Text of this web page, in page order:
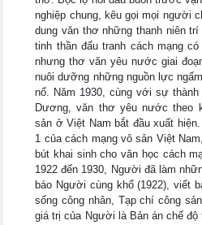
nghiệp chung, kêu gọi mọi người
dung văn thơ những thanh niên
tinh thần đấu tranh cách mạng
nhưng thơ văn yêu nước giai
nuôi dưỡng những nguồn lực
nổ. Năm 1930, cùng với sự
Dương, văn thơ yêu nước theo
sản ở Việt Nam bắt đầu xuất
1 của cách mạng vô sản Việt
bút khai sinh cho văn học cách
1922 đến 1930, Người đã làm
báo Người cùng khổ (1922), viết
sống công nhân, Tạp chí công
giá trị của Người là Bản án chế